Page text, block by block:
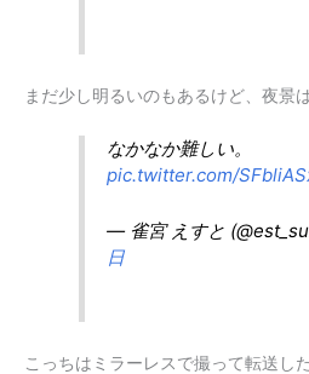
まだ少し明るいのもあるけど、夜景
なかなか難しい。
pic.twitter.com/
— 雀宮 えすと
日
こっちはミラーレスで撮って転送し